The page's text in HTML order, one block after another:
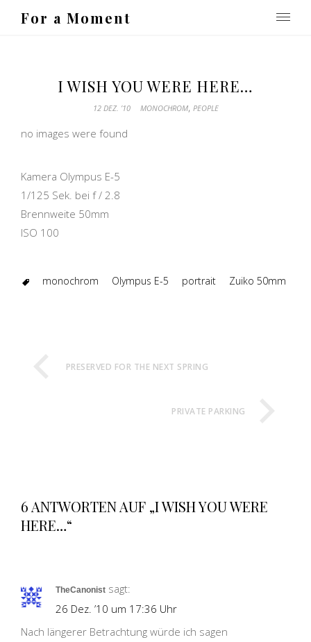
For a Moment
I WISH YOU WERE HERE…
12 DEZ. ’10 MONOCHROM, PEOPLE
no images were found
Kamera Olympus E-5
1/125 Sek. bei f / 2.8
Brennweite 50mm
ISO 100
monochrom Olympus E-5 portrait Zuiko 50mm
PRESERVED FOR THE NEXT SPRING
PRIVATE PARKING
6 ANTWORTEN AUF „I WISH YOU WERE
HERE…“
TheCanonist sagt:
26 Dez. ’10 um 17:36 Uhr
Nach längerer Betrachtung würde ich sagen